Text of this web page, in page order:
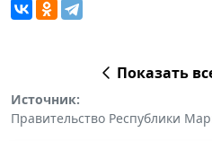
Показать
Источник:
Правительство Республики